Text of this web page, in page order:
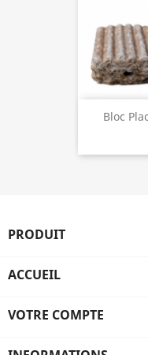
Bloc
PRODUIT
ACCUEIL
VOTRE COMPTE